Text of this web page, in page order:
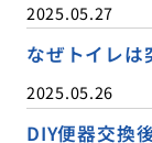
2025.05.27
なぜトイレは
2025.05.26
DIY便器交換